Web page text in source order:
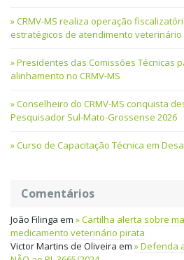
CRMV-MS realiza operação
estratégicos de atendimento veterinário
Presidentes das Comissões Técnicas
alinhamento no CRMV-MS
Conselheiro do CRMV-MS conquista
Pesquisador Sul-Mato-Grossense 2026
Curso de Capacitação Técnica em
Comentários
João Filinga em
Cartilha alerta sobre
medicamento veterinário pirata
Victor Martins de Oliveira em
Defenda